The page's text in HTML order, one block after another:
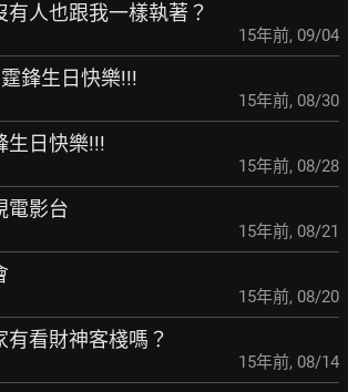
有人也跟我一樣執著？
15年前, 09/04
鋒生日快樂!!!
15年前, 08/30
生日快樂!!!
15年前, 08/28
電影台
15年前, 08/21
15年前, 08/20
有看財神客棧嗎？
15年前, 08/14